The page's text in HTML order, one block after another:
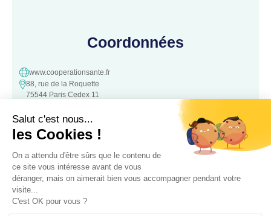
Coordonnées
www.cooperationsante.fr
88, rue de la Roquette
75544 Paris Cedex 11
Contact
Une question, une suggestion ?
N’hésitez pas à nous contacter :
Contacter nous